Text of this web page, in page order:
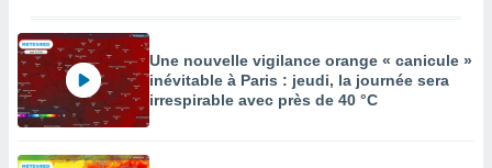
Une nouvelle vigilance orange « canicule »
inévitable à Paris : jeudi, la journée sera
irrespirable avec près de 40 °C